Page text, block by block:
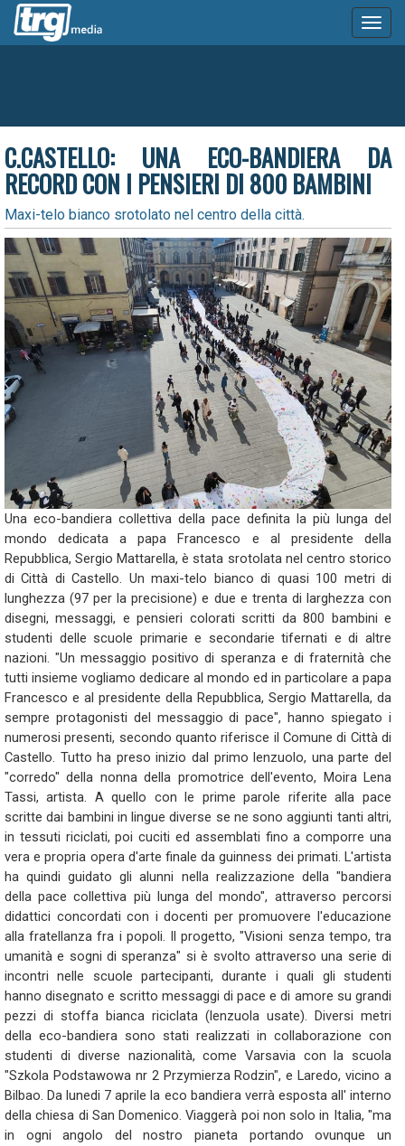
C.CASTELLO: UNA ECO-BANDIERA DA
RECORD CON I PENSIERI DI 800 BAMBINI
Maxi-telo bianco srotolato nel centro della città.
Una eco-bandiera collettiva della pace definita la più lunga del
mondo dedicata a papa Francesco e al presidente della
Repubblica, Sergio Mattarella, è stata srotolata nel centro storico
di Città di Castello. Un maxi-telo bianco di quasi 100 metri di
lunghezza (97 per la precisione) e due e trenta di larghezza con
disegni, messaggi, e pensieri colorati scritti da 800 bambini e
studenti delle scuole primarie e secondarie tifernati e di altre
nazioni. "Un messaggio positivo di speranza e di fraternità che
tutti insieme vogliamo dedicare al mondo ed in particolare a papa
Francesco e al presidente della Repubblica, Sergio Mattarella, da
sempre protagonisti del messaggio di pace", hanno spiegato i
numerosi presenti, secondo quanto riferisce il Comune di Città di
Castello. Tutto ha preso inizio dal primo lenzuolo, una parte del
"corredo" della nonna della promotrice dell'evento, Moira Lena
Tassi, artista. A quello con le prime parole riferite alla pace
scritte dai bambini in lingue diverse se ne sono aggiunti tanti altri,
in tessuti riciclati, poi cuciti ed assemblati fino a comporre una
vera e propria opera d'arte finale da guinness dei primati. L'artista
ha quindi guidato gli alunni nella realizzazione della "bandiera
della pace collettiva più lunga del mondo", attraverso percorsi
didattici concordati con i docenti per promuovere l'educazione
alla fratellanza fra i popoli. Il progetto, "Visioni senza tempo, tra
umanità e sogni di speranza" si è svolto attraverso una serie di
incontri nelle scuole partecipanti, durante i quali gli studenti
hanno disegnato e scritto messaggi di pace e di amore su grandi
pezzi di stoffa bianca riciclata (lenzuola usate). Diversi metri
della eco-bandiera sono stati realizzati in collaborazione con
studenti di diverse nazionalità, come Varsavia con la scuola
"Szkola Podstawowa nr 2 Przymierza Rodzin", e Laredo, vicino a
Bilbao. Da lunedi 7 aprile la eco bandiera verrà esposta all' interno
della chiesa di San Domenico. Viaggerà poi non solo in Italia, "ma
in ogni angolo del nostro pianeta portando ovunque un